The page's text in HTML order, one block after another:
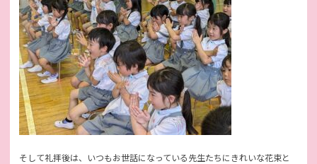
そして礼拝後は、いつもお世話になっている先生たちにきれいな花束と